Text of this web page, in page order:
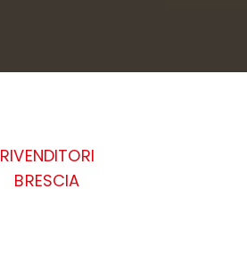
RIVENDITORI
BRESCIA